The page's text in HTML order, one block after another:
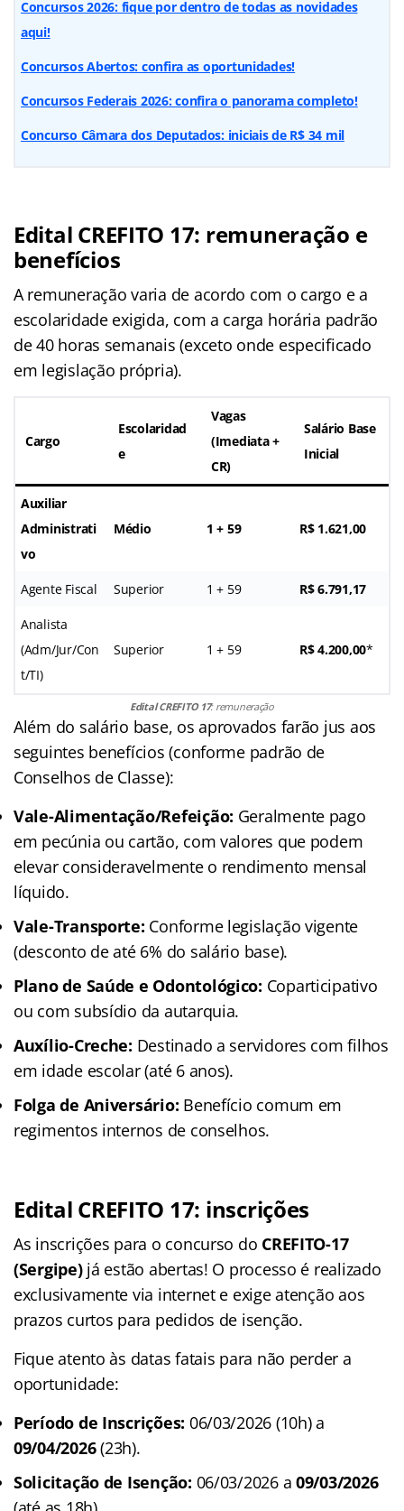
Concursos 2026: fique por dentro de todas as novidades
aqui!
Concursos Abertos: confira as oportunidades!
Concursos Federais 2026: confira o panorama completo!
Concurso Câmara dos Deputados: iniciais de R$ 34 mil
Edital CREFITO 17: remuneração e
benefícios
A remuneração varia de acordo com o cargo e a
escolaridade exigida, com a carga horária padrão
de 40 horas semanais (exceto onde especificado
em legislação própria).
Cargo
Escolaridad
e
Vagas
(Imediata +
CR)
Salário Base
Inicial
Auxiliar
Administrati
vo
Médio 1 + 59 R$ 1.621,00
Agente Fiscal Superior 1 + 59 R$ 6.791,17
Analista
(Adm/Jur/Con
t/TI)
Superior 1 + 59 R$ 4.200,00*
Edital CREFITO 17: remuneração
Além do salário base, os aprovados farão jus aos
seguintes benefícios (conforme padrão de
Conselhos de Classe):
Vale-Alimentação/Refeição: Geralmente pago
em pecúnia ou cartão, com valores que podem
elevar consideravelmente o rendimento mensal
líquido.
Vale-Transporte: Conforme legislação vigente
(desconto de até 6% do salário base).
Plano de Saúde e Odontológico: Coparticipativo
ou com subsídio da autarquia.
Auxílio-Creche: Destinado a servidores com filhos
em idade escolar (até 6 anos).
Folga de Aniversário: Benefício comum em
regimentos internos de conselhos.
Edital CREFITO 17: inscrições
As inscrições para o concurso do CREFITO-17
(Sergipe)já estão abertas! O processo é realizado
exclusivamente via internet e exige atenção aos
prazos curtos para pedidos de isenção.
Fique atento às datas fatais para não perder a
oportunidade:
Período de Inscrições: 06/03/2026 (10h) a
09/04/2026(23h).
Solicitação de Isenção: 06/03/2026 a09/03/2026